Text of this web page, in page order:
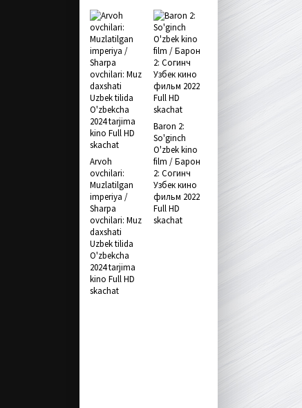
Arvoh
ovchilari:
Muzlatilgan
imperiya /
Sharpa
ovchilari: Muz
daxshati
Uzbek tilida
O'zbekcha
2024 tarjima
kino Full HD
skachat
Baron 2:
So'ginch
O'zbek kino
film / Барон
2: Согинч
Узбек кино
фильм 2022
Full HD
skachat